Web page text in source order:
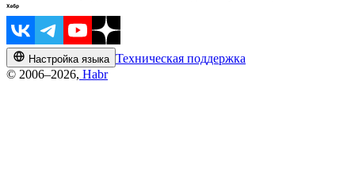
Настройка языка Техническая поддержка
© 2006–2026, Habr